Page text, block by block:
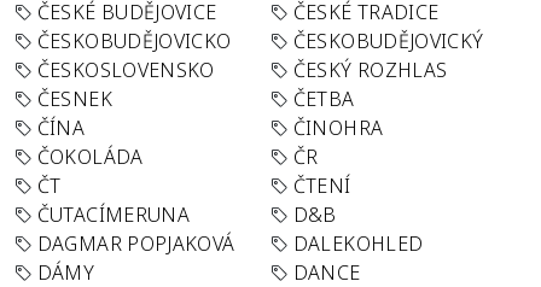
ČESKÉ BUDĚJOVICE
ČESKÉ TRADICE
ČESKOBUDĚJOVICKO
ČESKOBUDĚJOVICKÝ
ČESKOSLOVENSKO
ČESKÝ ROZHLAS
ČESNEK
ČETBA
ČÍNA
ČINOHRA
ČOKOLÁDA
ČR
ČT
ČTENÍ
ČUTACÍMERUNA
D&B
DAGMAR POPJAKOVÁ
DALEKOHLED
DÁMY
DANCE